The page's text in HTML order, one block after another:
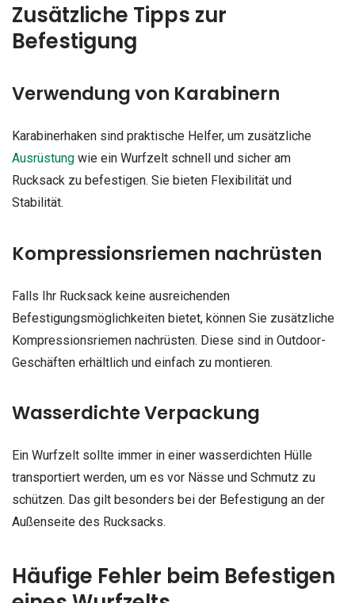
Zusätzliche Tipps zur
Befestigung
Verwendung von Karabinern
Karabinerhaken sind praktische Helfer, um zusätzliche
Ausrüstung wie ein Wurfzelt schnell und sicher am
Rucksack zu befestigen. Sie bieten Flexibilität und
Stabilität.
Kompressionsriemen nachrüsten
Falls Ihr Rucksack keine ausreichenden
Befestigungsmöglichkeiten bietet, können Sie zusätzliche
Kompressionsriemen nachrüsten. Diese sind in Outdoor-
Geschäften erhältlich und einfach zu montieren.
Wasserdichte Verpackung
Ein Wurfzelt sollte immer in einer wasserdichten Hülle
transportiert werden, um es vor Nässe und Schmutz zu
schützen. Das gilt besonders bei der Befestigung an der
Außenseite des Rucksacks.
Häufige Fehler beim Befestigen